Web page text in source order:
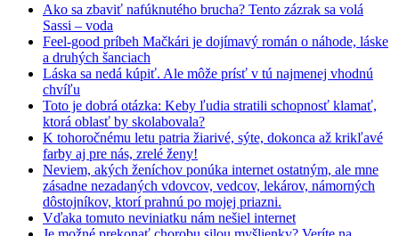
Ako sa zbaviť nafúknutého brucha? Tento zázrak sa volá
Sassi – voda
Feel-good príbeh Mačkári je dojímavý román o náhode, láske
a druhých šanciach
Láska sa nedá kúpiť. Ale môže prísť v tú najmenej vhodnú
chvíľu
Toto je dobrá otázka: Keby ľudia stratili schopnosť klamať,
ktorá oblasť by skolabovala?
K tohoročnému letu patria žiarivé, sýte, dokonca až krikľavé
farby aj pre nás, zrelé ženy!
Neviem, akých ženíchov ponúka internet ostatným, ale mne
zásadne nezadaných vdovcov, vedcov, lekárov, námorných
dôstojníkov, ktorí prahnú po mojej priazni.
Vďaka tomuto neviniatku nám nešiel internet